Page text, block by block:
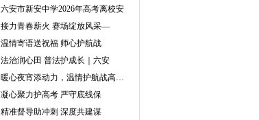
学
六安市新安中学2026年高考离校安
接力青春薪火 赛场绽放风采—
温情寄语送祝福 师心护航战
法治润心田 普法护成长｜六安
暖心夜宵添动力，温情护航战高考
&
凝心聚力护高考 严守底线保
精准督导助冲刺 深度共建谋